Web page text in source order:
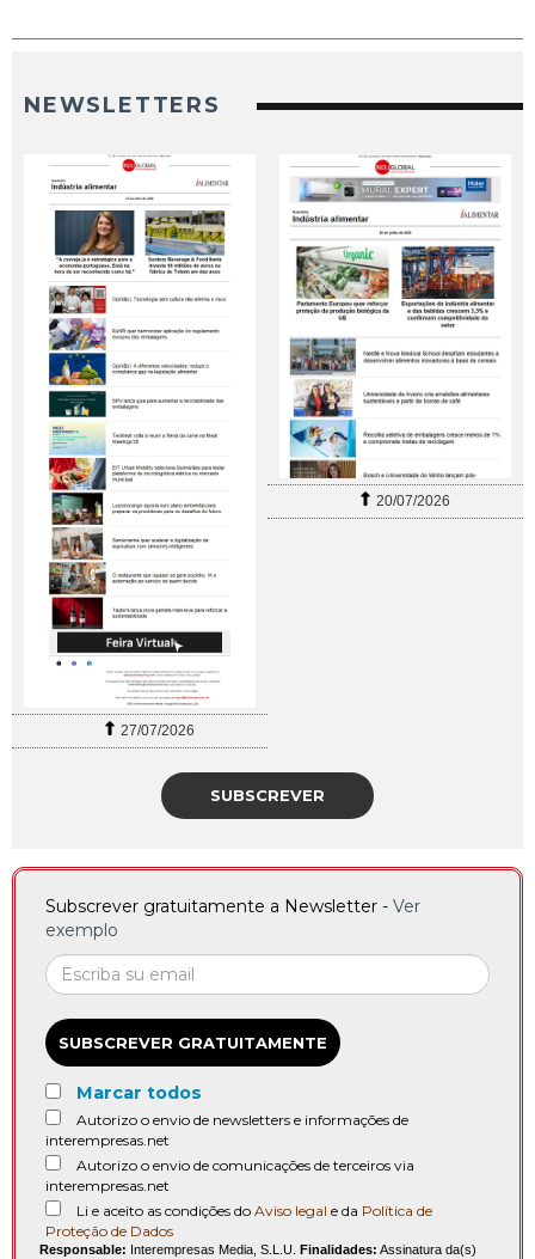
NEWSLETTERS
27/07/2026
20/07/2026
SUBSCREVER
Subscrever gratuitamente a Newsletter - Ver
exemplo
SUBSCREVER GRATUITAMENTE
Marcar todos
Autorizo o envio de newsletters e informações de
interempresas.net
Autorizo o envio de comunicações de terceiros via
interempresas.net
Li e aceito as condições do Aviso legal e da Política de
Proteção de Dados
Responsable: Interempresas Media, S.L.U. Finalidades: Assinatura da(s)